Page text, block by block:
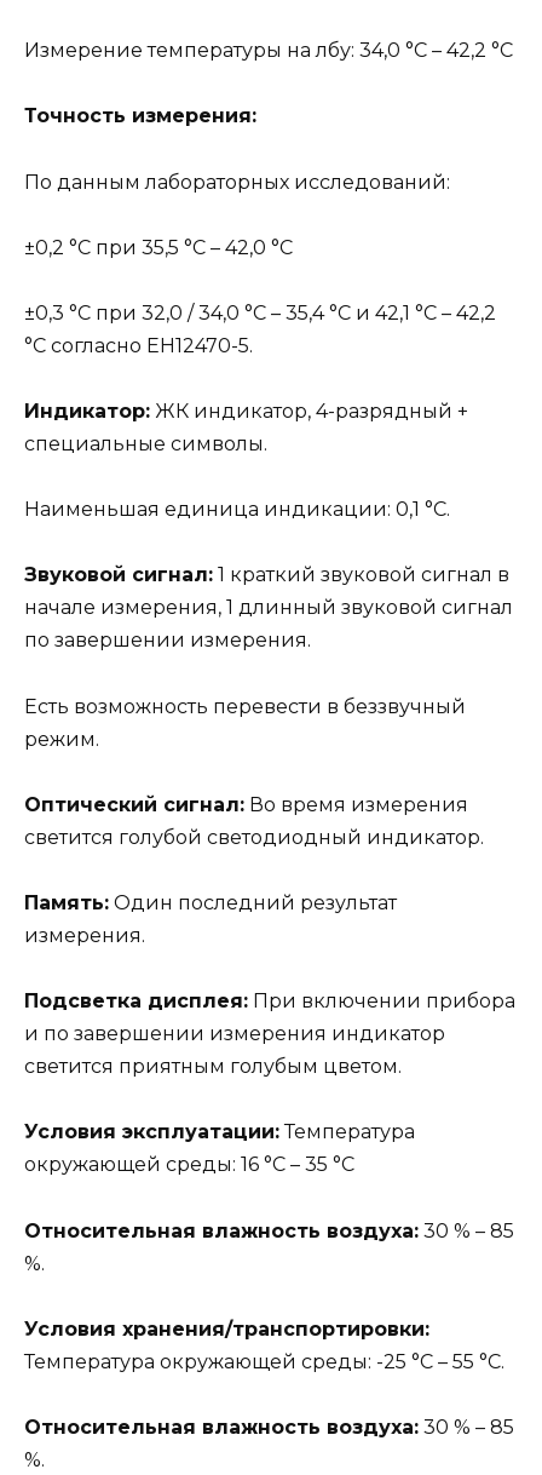
Измерение температуры на лбу: 34,0 °C – 42,2 °C
Точность измерения:
По данным лабораторных исследований:
±0,2 °C при 35,5 °C – 42,0 °C
±0,3 °C при 32,0 / 34,0 °C – 35,4 °C и 42,1 °C – 42,2
°C согласно ЕН12470-5.
Индикатор: ЖК индикатор, 4-разрядный +
специальные символы.
Наименьшая единица индикации: 0,1 °C.
Звуковой сигнал: 1 краткий звуковой сигнал в
начале измерения, 1 длинный звуковой сигнал
по завершении измерения.
Есть возможность перевести в беззвучный
режим.
Оптический сигнал: Во время измерения
светится голубой светодиодный индикатор.
Память: Один последний результат
измерения.
Подсветка дисплея: При включении прибора
и по завершении измерения индикатор
светится приятным голубым цветом.
Условия эксплуатации:Температура
окружающей среды: 16 °C – 35 °C
Относительная влажность воздуха: 30 % – 85
%.
Условия хранения/транспортировки:
Температура окружающей среды: -25 °C – 55 °C.
Относительная влажность воздуха: 30 % – 85
%.